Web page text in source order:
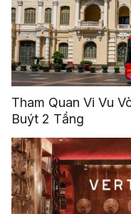
Tham Quan Vi Vu
Buýt 2 Tầng